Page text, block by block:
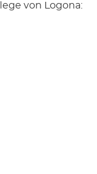
von Logona: